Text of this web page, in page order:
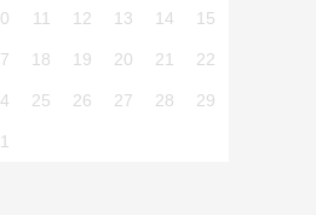
11 12 13 14 15
18 19 20 21 22
25 26 27 28 29